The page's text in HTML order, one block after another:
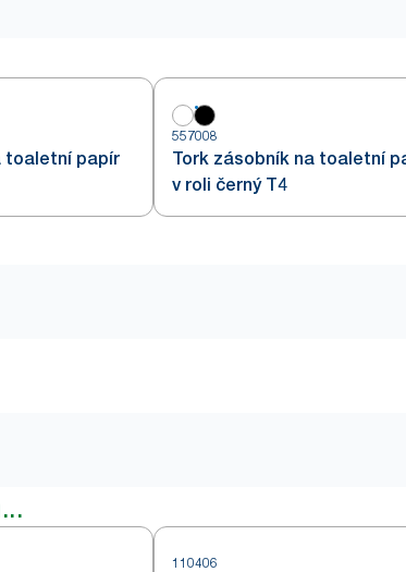
toaletní papír
557008
Tork zásobník na toaletní
v roli černý T4
110406